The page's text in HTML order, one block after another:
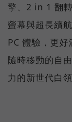
擎、2 in 1 翻
螢幕與超長續
PC 體驗，更
隨時移動的自
力的新世代白領